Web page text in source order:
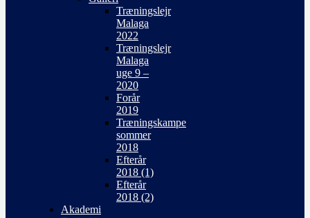
Træningslejr
Malaga
2022
Træningslejr
Malaga
uge 9 –
2020
Forår
2019
Træningskampe
sommer
2018
Efterår
2018 (1)
Efterår
2018 (2)
Akademi